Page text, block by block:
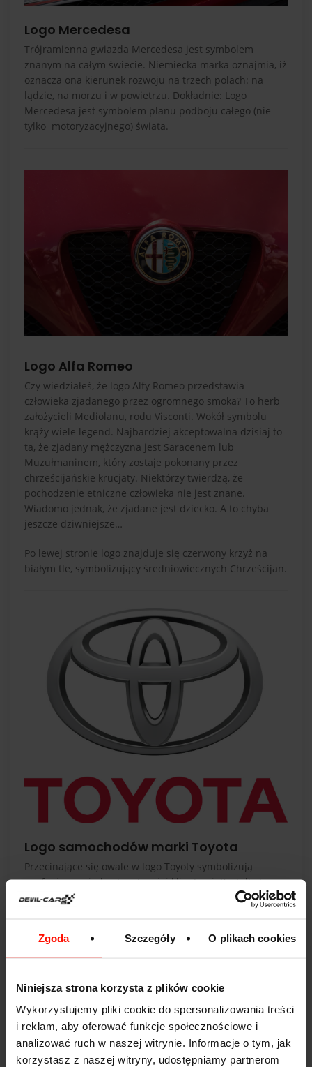
Zgoda Szczegóły O plikach cookies
Niniejsza strona korzysta z plików cookie
Wykorzystujemy pliki cookie do spersonalizowania treści
i reklam, aby oferować funkcje społecznościowe i
analizować ruch w naszej witrynie. Informacje o tym, jak
korzystasz z naszej witryny, udostępniamy partnerom
Logo Mercedesa
Trójramienna gwiazda Mercedesa jest symbolem
znanym na całym świecie. Niemiecka marka oznajmia, iż
oznacza ona kierunek rozwoju na trzech polach: na
lądzie, na morzu i w powietrzu. Dokładnie: Logo
Mercedesa jest symbolem planu podboju całego (nie
tylko motoryzacyjnego) świata.
Logo Alfa Romeo
Czy wiedziałeś, że logo Alfy Romeo przedstawia
człowieka zjadanego przez ogromnego smoka? To herb
założycieli Mediolanu, rodu Visconti. Wokół symbolu
krąży wiele legend. Najbardziej akceptowalna dzisiaj to
ta, że zjadany mężczyzna jest Saracenem lub
Muzułmaninem, który zostaje pokonany przez
chrześcijańskie krucjaty. Niektórzy twierdzą, że
pochodzenie etniczne człowieka nie jest znane.
Wiadomo jednak, że zjadane jest dziecko. A to chyba
jeszcze dziwniejsze…
Po lewej stronie logo znajduje się czerwony krzyż na
białym tle, symbolizujący średniowiecznych Chrześcijan.
Logo samochodów marki Toyota
Przecinające się owale w logo Toyoty symbolizują
zaufanie pomiędzy Toyotą a jej klientami. Kształty te
tworzą razem literę T. Oba owale przedstawiają serca -
Toyoty oraz konsumenta, które łączą się w jedną całość.
zaufaniu.
każdą z liter nazwy marki. Są one połączone w jeden
symbol.